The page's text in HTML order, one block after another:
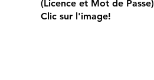
(Licence et Mot de Passe)
Clic sur l'image!